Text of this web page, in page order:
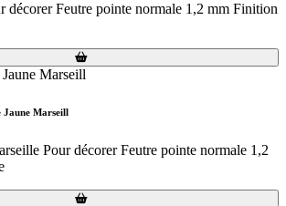
décorer Feutre pointe normale 1,2 mm Finition
Jaune Marseill
Pour décorer Feutre pointe normale 1,2